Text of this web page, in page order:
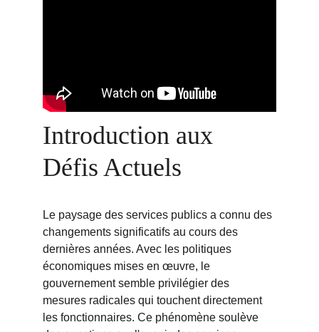
Introduction aux
Défis Actuels
Le paysage des services publics a connu des
changements significatifs au cours des
dernières années. Avec les politiques
économiques mises en œuvre, le
gouvernement semble privilégier des
mesures radicales qui touchent directement
les fonctionnaires. Ce phénomène soulève